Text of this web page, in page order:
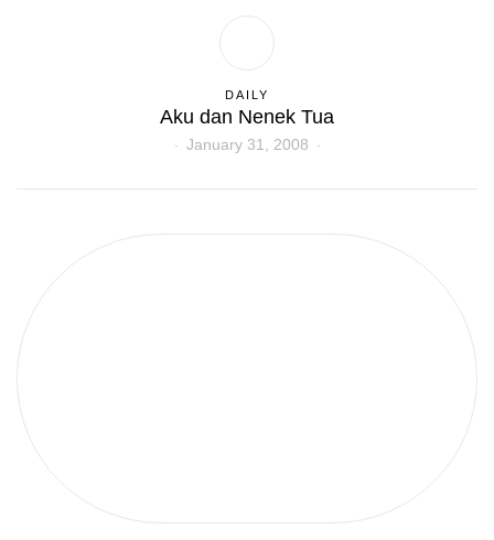
DAILY
Aku dan Nenek Tua
January 31, 2008